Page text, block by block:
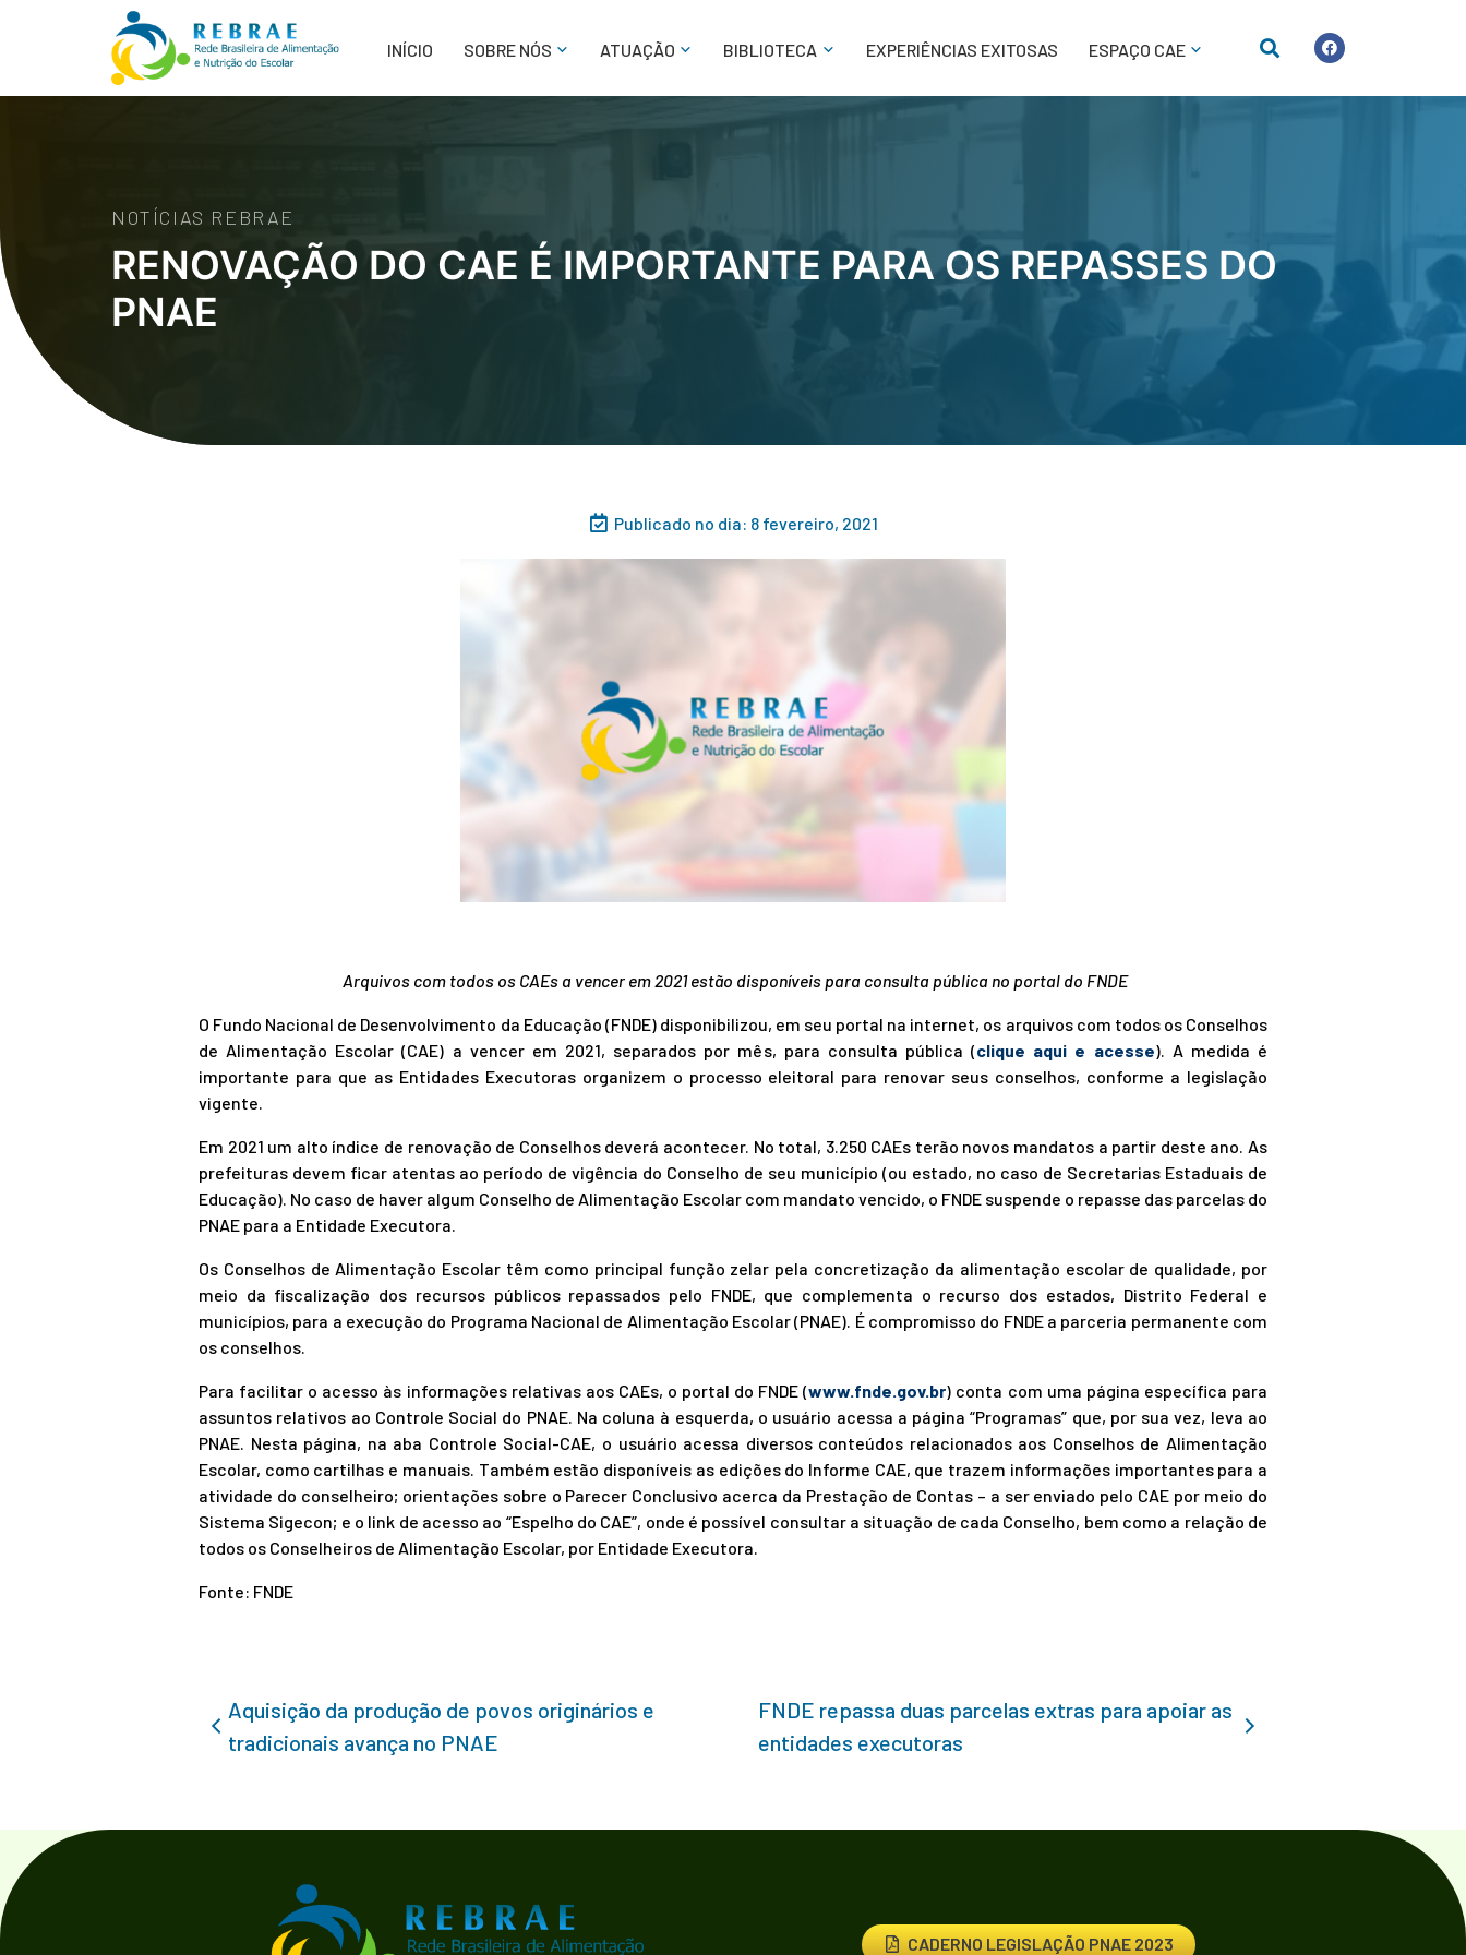
INÍCIO SOBRE NÓS ATUAÇÃO BIBLIOTECA EXPERIÊNCIAS EXITOSAS ESPAÇO CAE
NOTÍCIAS REBRAE
RENOVAÇÃO DO CAE É IMPORTANTE PARA OS REPASSES DO
PNAE
Publicado no dia: 8 fevereiro, 2021
Arquivos com todos os CAEs a vencer em 2021 estão disponíveis para consulta pública no portal do FNDE
O Fundo Nacional de Desenvolvimento da Educação (FNDE) disponibilizou, em seu portal na internet, os arquivos com todos os Conselhos
de Alimentação Escolar (CAE) a vencer em 2021, separados por mês, para consulta pública (clique aqui e acesse). A medida é
importante para que as Entidades Executoras organizem o processo eleitoral para renovar seus conselhos, conforme a legislação
vigente.
Em 2021 um alto índice de renovação de Conselhos deverá acontecer. No total, 3.250 CAEs terão novos mandatos a partir deste ano. As
prefeituras devem ficar atentas ao período de vigência do Conselho de seu município (ou estado, no caso de Secretarias Estaduais de
Educação). No caso de haver algum Conselho de Alimentação Escolar com mandato vencido, o FNDE suspende o repasse das parcelas do
PNAE para a Entidade Executora.
Os Conselhos de Alimentação Escolar têm como principal função zelar pela concretização da alimentação escolar de qualidade, por
meio da fiscalização dos recursos públicos repassados pelo FNDE, que complementa o recurso dos estados, Distrito Federal e
municípios, para a execução do Programa Nacional de Alimentação Escolar (PNAE). É compromisso do FNDE a parceria permanente com
os conselhos.
Para facilitar o acesso às informações relativas aos CAEs, o portal do FNDE (www.fnde.gov.br) conta com uma página específica para
assuntos relativos ao Controle Social do PNAE. Na coluna à esquerda, o usuário acessa a página “Programas” que, por sua vez, leva ao
PNAE. Nesta página, na aba Controle Social-CAE, o usuário acessa diversos conteúdos relacionados aos Conselhos de Alimentação
Escolar, como cartilhas e manuais. Também estão disponíveis as edições do Informe CAE, que trazem informações importantes para a
atividade do conselheiro; orientações sobre o Parecer Conclusivo acerca da Prestação de Contas – a ser enviado pelo CAE por meio do
Sistema Sigecon; e o link de acesso ao “Espelho do CAE”, onde é possível consultar a situação de cada Conselho, bem como a relação de
todos os Conselheiros de Alimentação Escolar, por Entidade Executora.
Fonte: FNDE
Aquisição da produção de povos originários e
tradicionais avança no PNAE
FNDE repassa duas parcelas extras para apoiar as
entidades executoras
CADERNO LEGISLAÇÃO PNAE 2023